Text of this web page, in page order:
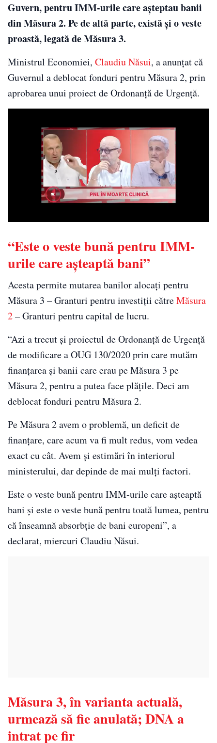
Guvern, pentru IMM-urile care aşteptau banii
din Măsura 2. Pe de altă parte, există şi o veste
proastă, legată de Măsura 3.
Ministrul Economiei, Claudiu Năsui, a anunţat că
Guvernul a deblocat fonduri pentru Măsura 2, prin
aprobarea unui proiect de Ordonanţă de Urgenţă.
“Este o veste bună pentru IMM-
urile care aşteaptă bani”
Acesta permite mutarea banilor alocaţi pentru
Măsura 3 – Granturi pentru investiţii cătreMăsura
2– Granturi pentru capital de lucru.
“Azi a trecut şi proiectul de Ordonanţă de Urgenţă
de modificare a OUG 130/2020 prin care mutăm
finanţarea şi banii care erau pe Măsura 3 pe
Măsura 2, pentru a putea face plăţile. Deci am
deblocat fonduri pentru Măsura 2.
Pe Măsura 2 avem o problemă, un deficit de
finanţare, care acum va fi mult redus, vom vedea
exact cu cât. Avem şi estimări în interiorul
ministerului, dar depinde de mai mulţi factori.
Este o veste bună pentru IMM-urile care aşteaptă
bani şi este o veste bună pentru toată lumea, pentru
că înseamnă absorbţie de bani europeni”, a
declarat, miercuri Claudiu Năsui.
Măsura 3, în varianta actuală,
urmează să fie anulată; DNA a
intrat pe fir